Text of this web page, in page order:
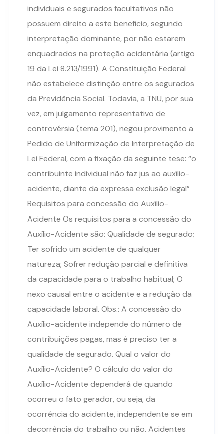
individuais e segurados facultativos não
possuem direito a este benefício, segundo
interpretação dominante, por não estarem
enquadrados na proteção acidentária (artigo
19 da Lei 8.213/1991). A Constituição Federal
não estabelece distinção entre os segurados
da Previdência Social. Todavia, a TNU, por sua
vez, em julgamento representativo de
controvérsia (tema 201), negou provimento a
Pedido de Uniformização de Interpretação de
Lei Federal, com a fixação da seguinte tese: “o
contribuinte individual não faz jus ao auxílio-
acidente, diante da expressa exclusão legal”
Requisitos para concessão do Auxílio-
Acidente Os requisitos para a concessão do
Auxílio-Acidente são: Qualidade de segurado;
Ter sofrido um acidente de qualquer
natureza; Sofrer redução parcial e definitiva
da capacidade para o trabalho habitual; O
nexo causal entre o acidente e a redução da
capacidade laboral. Obs.: A concessão do
Auxílio-acidente independe do número de
contribuições pagas, mas é preciso ter a
qualidade de segurado. Qual o valor do
Auxílio-Acidente? O cálculo do valor do
Auxílio-Acidente dependerá de quando
ocorreu o fato gerador, ou seja, da
ocorrência do acidente, independente se em
decorrência do trabalho ou não. Acidentes